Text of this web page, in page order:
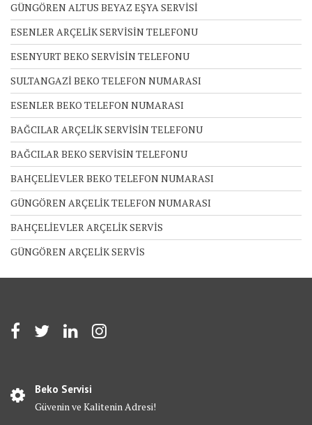
GÜNGÖREN ALTUS BEYAZ EŞYA SERVİSİ
ESENLER ARÇELİK SERVİSİN TELEFONU
ESENYURT BEKO SERVİSİN TELEFONU
SULTANGAZİ BEKO TELEFON NUMARASI
ESENLER BEKO TELEFON NUMARASI
BAĞCILAR ARÇELİK SERVİSİN TELEFONU
BAĞCILAR BEKO SERVİSİN TELEFONU
BAHÇELİEVLER BEKO TELEFON NUMARASI
GÜNGÖREN ARÇELİK TELEFON NUMARASI
BAHÇELİEVLER ARÇELİK SERVİS
GÜNGÖREN ARÇELİK SERVİS
Beko Servisi
Güvenin ve Kalitenin Adresi!